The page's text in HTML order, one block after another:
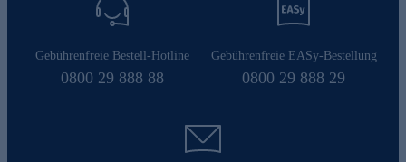
Gebührenfreie Bestell-Hotline
0800 29 888 88
Gebührenfreie EASy-Bestellung
0800 29 888 29